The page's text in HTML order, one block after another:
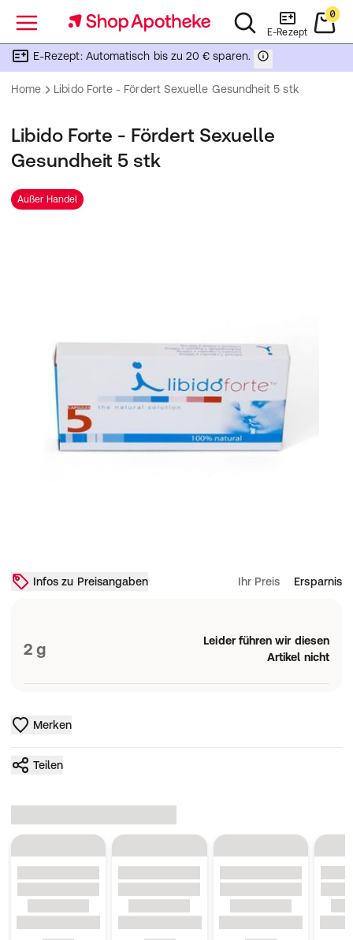
Menü E-Rezept
0
E-Rezept: Automatisch bis zu 20 € sparen.
Home Libido Forte - Fördert Sexuelle Gesundheit 5 stk
Libido Forte - Fördert Sexuelle
Gesundheit 5 stk
Außer Handel
Infos zu Preisangaben Ihr Preis Ersparnis
2 g
Leider führen wir diesen
Artikel nicht
Merken
Teilen